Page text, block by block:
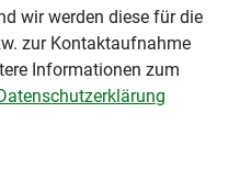
wir werden diese für die
zur Kontaktaufnahme
Informationen zum